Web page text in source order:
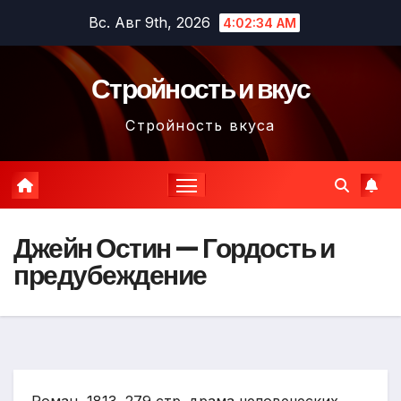
содержимому
Вс. Авг 9th, 2026 4:02:35 AM
Стройность и вкус
Стройность вкуса
Джейн Остин — Гордость и
предубеждение